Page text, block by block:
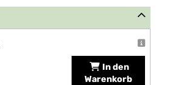
In den
Warenkorb